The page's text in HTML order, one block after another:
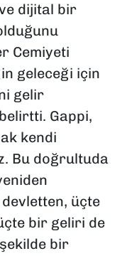
dijital bir
Cemiyeti
geleceği için
gelir
Gappi,
kendi
Bu doğrultuda
üçte
bir geliri de
bir